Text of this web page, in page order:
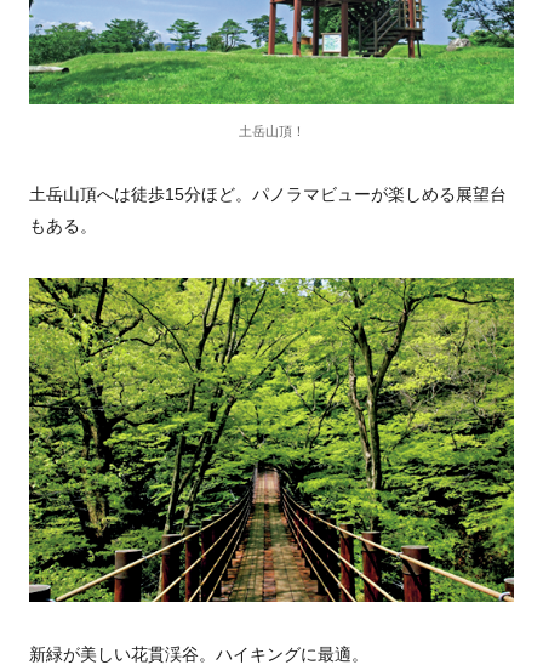
土岳山頂！
土岳山頂へは徒歩15分ほど。パノラマビューが楽しめる展望台
もある。
新緑が美しい花貫渓谷。ハイキングに最適。